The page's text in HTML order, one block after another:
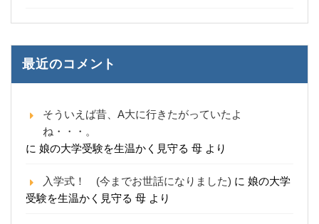
最近のコメント
そういえば昔、A大に行きたがっていたよ
ね・・・。
に 娘の大学受験を生温かく見守る 母 より
入学式！ (今までお世話になりました) に 娘の大学
受験を生温かく見守る 母 より